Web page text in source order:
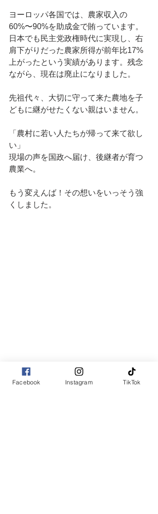
ヨーロッパ各国では、農家収入の
60%〜90%を助成金で賄っています。
日本でも民主党政権時代に実現し、右
肩下がりだった農家所得が前年比17%
上がったという実績があります。残念
ながら、現在は廃止になりました。
先祖代々、大切に守って来た農地を子
どもに継がせたくない親はいません。
「農村に若い人たちが帰って来て欲し
い」
現場の声を国政へ届け、後継者が育つ
農業へ。
もう変えんば！その想いをいっそう強
くしました。
Facebook Instagram TikTok